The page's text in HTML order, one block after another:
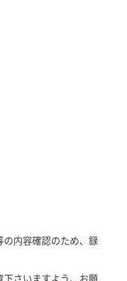
内容確認のため、録